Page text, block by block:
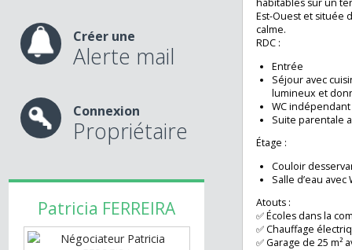
nos services
Alerte mail
Propriétaire
À seulement 3
découvrez cette
construite en
habitables sur
Est-Ouest et
calme.
RDC :
Entrée
Séjour avec
lumineux et
Suite
Étage :
Couloir
Salle d’eau